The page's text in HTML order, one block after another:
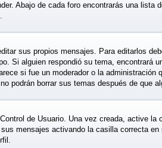
Abajo de cada foro encontrarás una lista
sus propios mensajes. Para editarlos
Si alguien respondió su tema, encontrará
si fue un moderador o la administración
podrán borrar sus temas después de que
de Usuario. Una vez creada, active la
mensajes activando la casilla correcta